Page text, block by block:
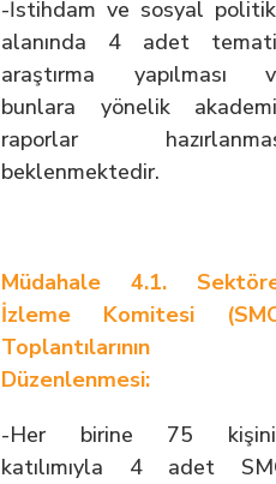
-İstihdam ve sosyal
alanında 4 adet
araştırma yapılması
bunlara yönelik
raporlar
beklenmektedir.
Müdahale 4.1.
İzleme Komitesi
Toplantılarının
Düzenlenmesi:
-Her birine 75
katılımıyla 4 adet